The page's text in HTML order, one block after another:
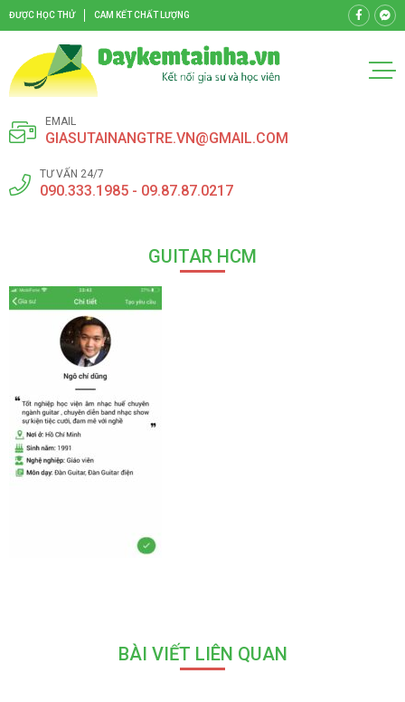
ĐƯỢC HỌC THỬ CAM KẾT CHẤT LƯỢNG
EMAIL
GIASUTAINANGTRE.VN@GMAIL.COM
TƯ VẤN 24/7
090.333.1985 - 09.87.87.0217
GUITAR HCM
BÀI VIẾT LIÊN QUAN